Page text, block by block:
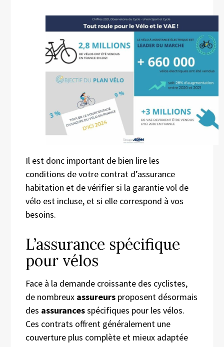
Il est donc important de bien lire les
conditions de votre contrat d’assurance
habitation et de vérifier si la garantie vol de
vélo est incluse, et si elle correspond à vos
besoins.
L’assurance spécifique
pour vélos
Face à la demande croissante des cyclistes,
de nombreux assureurs proposent désormais
des assurancesspécifiques pour les vélos.
Ces contrats offrent généralement une
couverture plus complète et mieux adaptée